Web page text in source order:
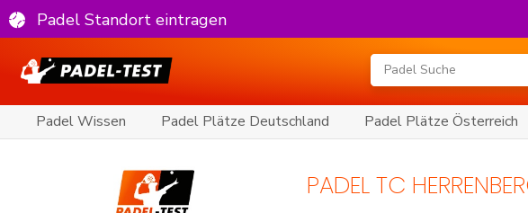
Padel Standort eintragen
Padel Wissen Padel Plätze Deutschland Padel Plätze Österreich
PADEL TC